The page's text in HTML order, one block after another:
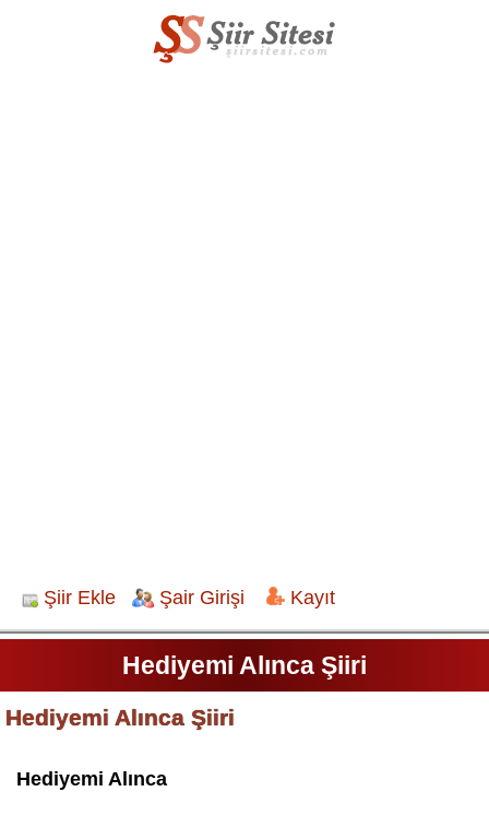
Şiir Ekle Şair Girişi Kayıt
Hediyemi Alınca Şiiri
Hediyemi Alınca Şiiri
Hediyemi Alınca